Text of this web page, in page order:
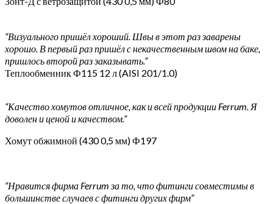
“Визуального пришёл хороший. Швы в этот раз заварены
хорошо. В первый раз пришёл с некачественным швом на баке,
пришлось второй раз заказывать.”
Теплообменник Ф115 12 л (AISI 201/1.0)
“Качество хомутов отличное, как и всей продукции Ferrum. Я
доволен и ценой и качеством.”
Хомут обжимной (430 0,5 мм) Ф197
“Нравится фирма Ferrum за то, что фитинги совместимы в
большинстве случаев с фитинги других фирм”